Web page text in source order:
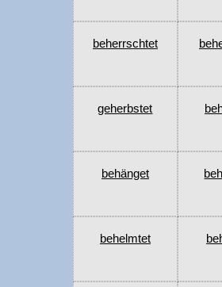
beherrschtet
geherbstet
behänget
behelmtet